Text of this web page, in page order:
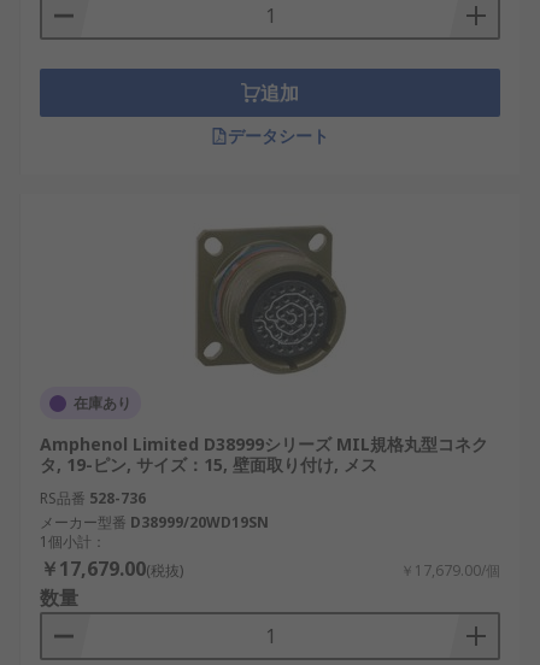
の接続
や断線を防止。例：半導体露光装置内の信号
線、高速鉄道制御系統
：容易な着脱構造でメンテナン
バリエーションの豊富さ
：形状・サイズ・接
続方式が多様で、設計の自由度が高い。例：
AI搭載ロボットのセンサ配線、スマート農業
機器の制御ユニット
高性能タイプは価格が高くなる場合がありま
す。
A嵌合が複雑なタイプでは、適切な取り扱いが
求められます。
MIL規格丸型コネクタの選び方
製品仕様や使用環境に応じて、以下のようなポイン
追加
データシート
在庫あり
Amphenol Limited D38999シリーズ MIL規格丸型コネク
タ, 19-ピン, サイズ：15, 壁面取り付け, メス
RS品番 528-736
メーカー型番 D38999/20WD19SN
1個小計：
￥17,679.00(税抜) ￥17,679.00/個
数量